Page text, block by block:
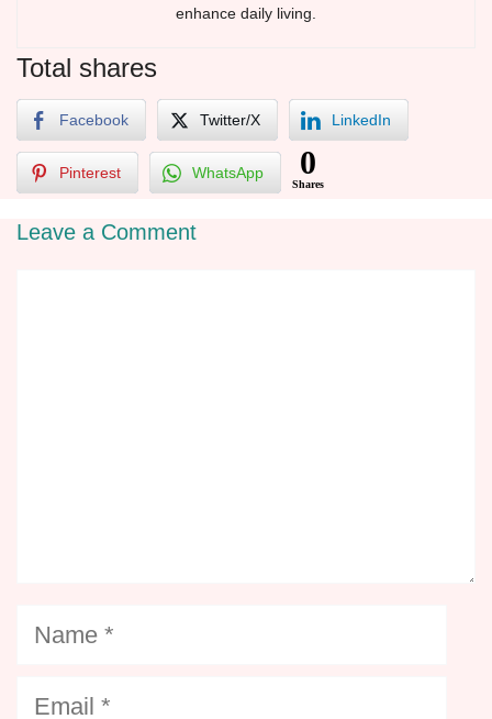
enhance daily living.
Total shares
Facebook Twitter/X LinkedIn
Pinterest WhatsApp 0
Shares
Leave a Comment
Name
Email